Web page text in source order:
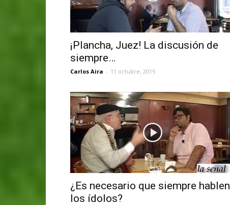
¡Plancha, Juez! La discusión de
siempre…
Carlos Aira - 11 octubre, 2015
¿Es necesario que siempre hablen
los ídolos?